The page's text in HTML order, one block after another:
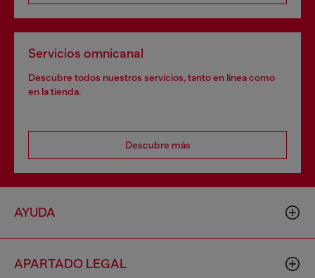
Servicios omnicanal
Descubre todos nuestros servicios, tanto en línea como
en la tienda.
Descubre más
AYUDA
APARTADO LEGAL